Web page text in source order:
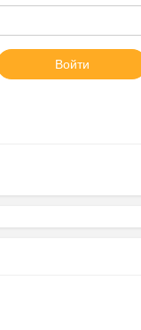
Войти